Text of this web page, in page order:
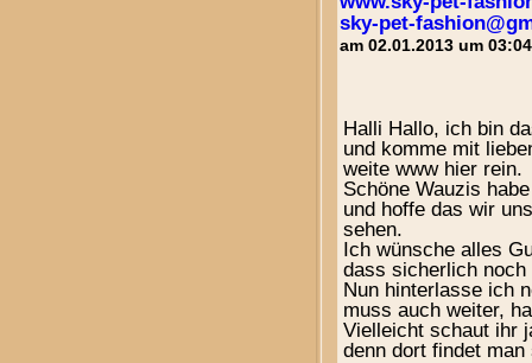
sky-pet-
am 02.01.2013 um
Halli Hallo, ich bin
und komme mit
weite www hier rein.
Schöne Wauzis
und hoffe das wir
sehen.
Ich wünsche alles
dass sicherlich
Nun hinterlasse ich
muss auch weiter,
Vielleicht schaut ihr
denn dort findet